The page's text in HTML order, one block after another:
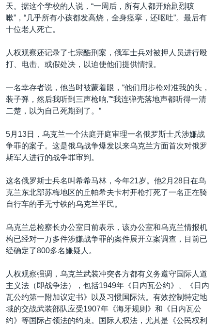
天。据这个学校的人说，“一周后，所有人都开始剧烈咳
嗽”，“几乎所有小孩都发高烧，全身痉挛，还呕吐”。最后有
十位老人死亡。
人权观察还记录了七宗酷刑案，俄军士兵对被押人员进行殴
打、电击、或假处决，以迫使他们提供情报。
一名幸存者说，他当时被蒙着眼，“他们用步枪对准我的头，
装子弹，然后我听到三声枪响,”“我连弹壳落地声都听得一清
二楚，以为自己死期到了。”
5月13日，乌克兰一个法庭开庭审理一名俄罗斯士兵涉嫌战
争罪的案子。这是俄乌战争爆发以来乌克兰方面首次对俄罗
斯军人进行的战争罪审判。
这名俄罗斯士兵名叫希希马林，今年21岁。他2月28日在乌
克兰东北部苏梅地区的丘帕希夫卡村开枪打死了一名正在骑
自行车的手无寸铁的乌克兰平民。
乌克兰总检察长办公室日前表示，该办公室和乌克兰情报机
构已经对一万多件涉嫌战争罪的案件展开立案调查，目前已
经确定了800多名嫌疑人。
人权观察强调，乌克兰武装冲突各方都有义务遵守国际人道
主义法（即战争法），包括1949年《日内瓦公约》、《日内
瓦公约第一附加议定书》以及习惯国际法。有效控制特定地
域的交战武装部队应受1907年《海牙规则》和《日内瓦公
约》等国际占领法的约束。国际人权法，尤其是《公民权利